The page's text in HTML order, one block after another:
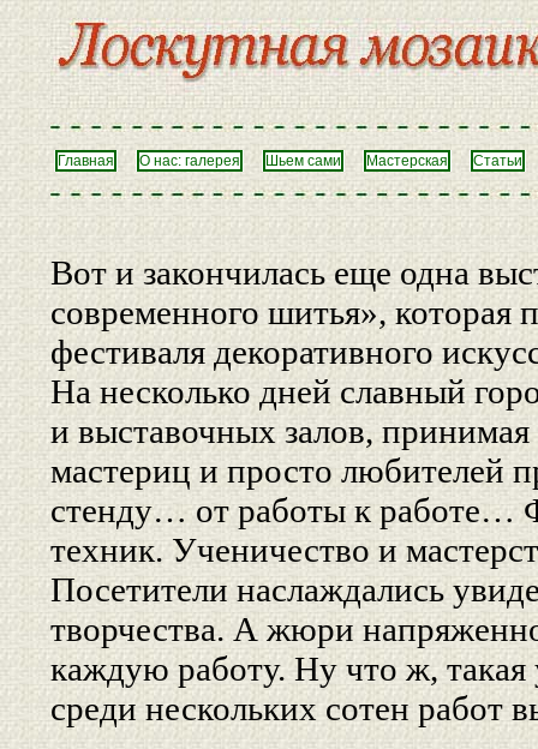
Главная О нас: галерея Шьем сами Мастерская Статьи
Вот и закончилась еще одна
современного шитья», которая
фестиваля декоративного
На несколько дней славный
и выставочных залов,
мастериц и просто любителей
стенду… от работы к работе…
техник. Ученичество и
Посетители наслаждались
творчества. А жюри
каждую работу. Ну что ж,
среди нескольких сотен работ